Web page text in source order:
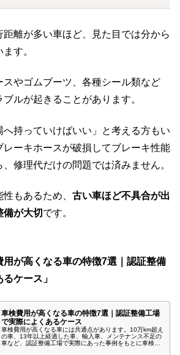
離が多い車ほど、見た目では分から
す。
スやゴムブーツ、各種シール類など
ルが起きることがあります。
へ持っていけばいい」と考える方もい
レーキホースが破損してブレーキ性能
修理代だけの問題では済みません。
もあるため、 古い車ほど不具合が出
備が大切です。
用が高くなる車の特徴7選｜認証整備
ケース」
車検費用が高くなる車の特徴7選｜認証整備工場
で実際によくあるケース
車検費用が高くなる車には共通点があります。10万km超え
の車、13年以上経過した車、輸入車、メンテナンス不足の
車など、認証整備工場で実際にあった事例をもとに車検費